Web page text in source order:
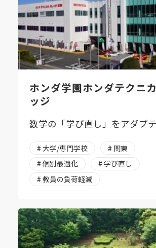
ホンダ学園ホンダテクニ
ッジ
数学の「学び直し」をアダプ
# 大学/専門学校
# 関東
# 個別最適化
# 学び直し
# 教員の負荷軽減